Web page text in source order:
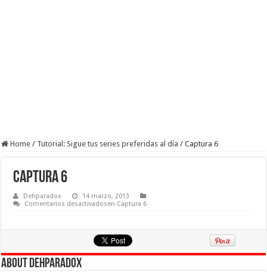
Home / Tutorial: Sigue tus series preferidas al día / Captura 6
Captura 6
Dehparadox
14 marzo, 2013
Comentarios desactivadosen Captura 6
About Dehparadox